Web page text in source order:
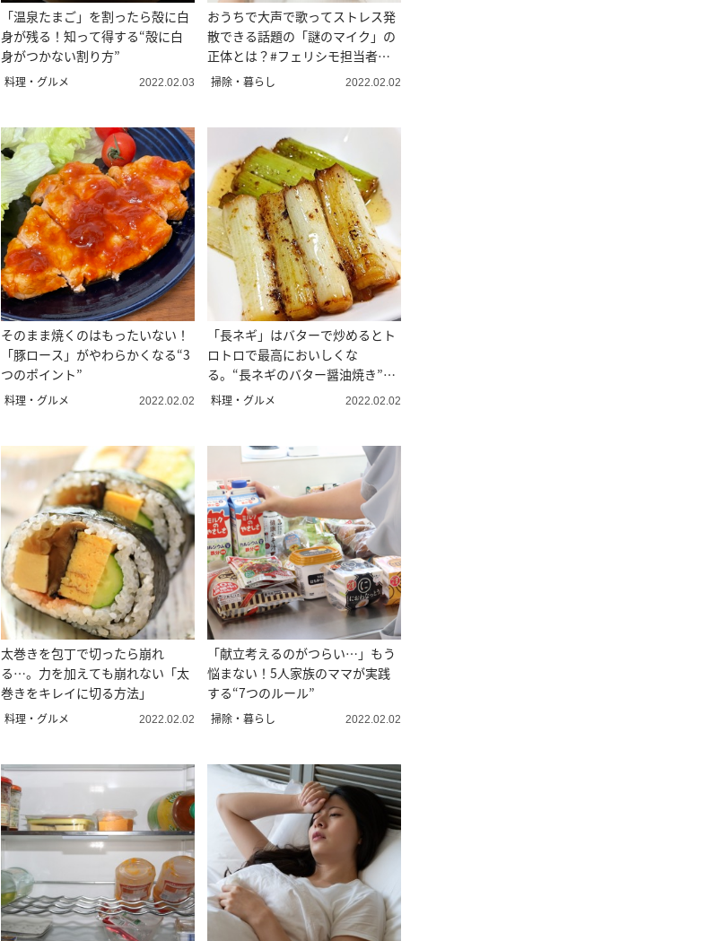
「温泉たまご」を割ったら殻に白
身が残る！知って得する“殻に白
身がつかない割り方”
料理・グルメ 2022.02.03
おうちで大声で歌ってストレス発
散できる話題の「謎のマイク」の
正体とは？#フェリシモ担当者に
聞いた
掃除・暮らし 2022.02.02
そのまま焼くのはもったいない！
「豚ロース」がやわらかくなる“3
つのポイント”
料理・グルメ 2022.02.02
「長ネギ」はバターで炒めるとト
ロトロで最高においしくな
る。“長ネギのバター醤油焼き”レ
シピ
料理・グルメ 2022.02.02
太巻きを包丁で切ったら崩れ
る…。力を加えても崩れない「太
巻きをキレイに切る方法」
料理・グルメ 2022.02.02
「献立考えるのがつらい…」もう
悩まない！5人家族のママが実践
する“7つのルール”
掃除・暮らし 2022.02.02